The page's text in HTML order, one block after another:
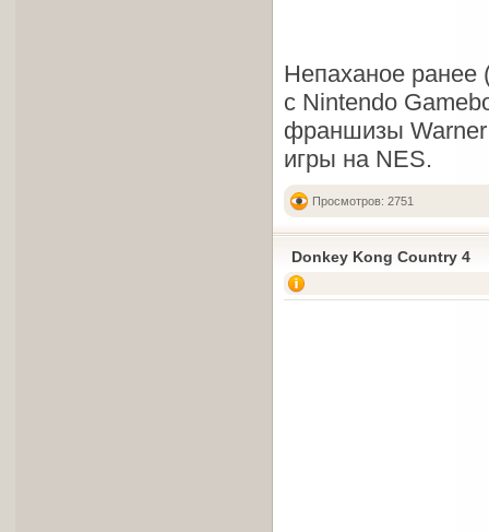
Непаханое ранее
с Nintendo
франшизы Warner
игры на NES.
Просмотров: 2751
Donkey Kong Country 4